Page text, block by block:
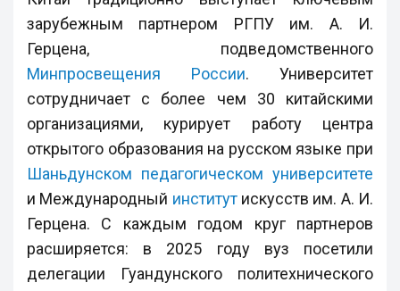
зарубежным партнером РГПУ им. А. И.
Герцена, подведомственного
Минпросвещения России. Университет
сотрудничает с более чем 30 китайскими
организациями, курирует работу центра
открытого образования на русском языке при
Шаньдунском педагогическом университете
и Международный институтискусств им. А. И.
Герцена. С каждым годом круг партнеров
расширяется: в 2025 году вуз посетили
делегации Гуандунского политехнического